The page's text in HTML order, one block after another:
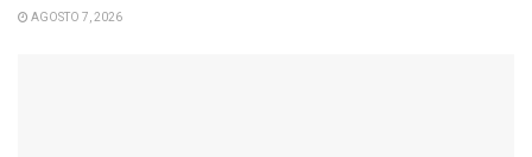
AGOSTO 7, 2026